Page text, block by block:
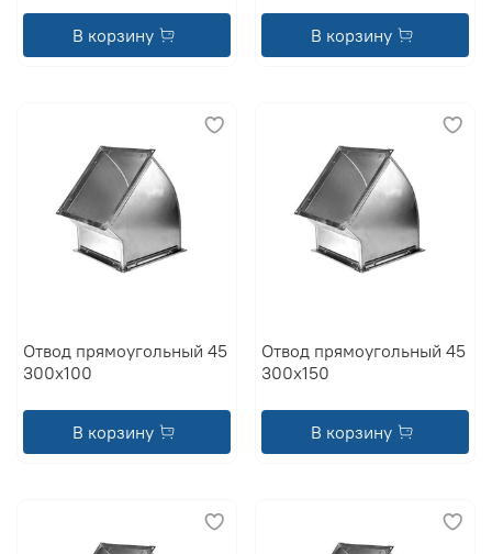
В корзину В корзину
Отвод прямоугольный 45
300x100
В корзину
Отвод прямоугольный 45
300x150
В корзину